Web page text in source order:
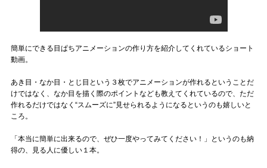
簡単にできる目ぱちアニメーションの作り方を紹介してくれているショート
動画。
あき目・なか目・とじ目という３枚でアニメーションが作れるということだ
けではなく、なか目を描く際のポイントなども教えてくれているので、ただ
作れるだけではなく“スムーズに”見せられるようになるというのも嬉しいと
ころ。
「本当に簡単に出来るので、ぜひ一度やってみてください！」というのも納
得の、見る人に優しい１本。